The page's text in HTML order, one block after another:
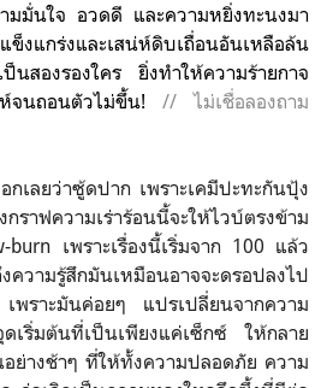
มมั่นใจ อวดดี และความหยิ่งทะนงมา
งแกร่งและเสน่ห์ดิบเถื่อนอันเหลือล้น
นสองรองใคร ยิ่งทำให้ความร้ายกาจ
ห์จนถอนตัวไม่ขึ้น! // ไม่เชื่อลองถาม
ว่าซู้ดปาก เพราะเคมีปะทะกันปุ้ง
าฟความเร่าร้อนนี้จะให้ไวบ์ตรงข้าม
เพราะเรื่องนี้เริ่มจาก 100 แล้ว
ามรู้สึกมันเหมือนอาจจะดรอปลงไป
พราะมันค่อยๆ แปรเปลี่ยนจากความ
เริ่มต้นที่เป็นเพียงแค่เซ็กซ์ ให้กลาย
ย่างช้าๆ ที่ให้ทั้งความปลอดภัย ความ